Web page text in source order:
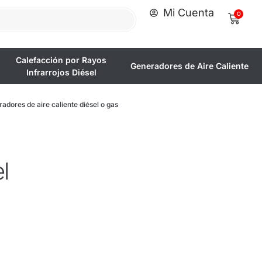
Mi Cuenta 0
Calefacción por Rayos
Infrarrojos Diésel
Generadores de Aire Caliente
de aire caliente diésel o gas